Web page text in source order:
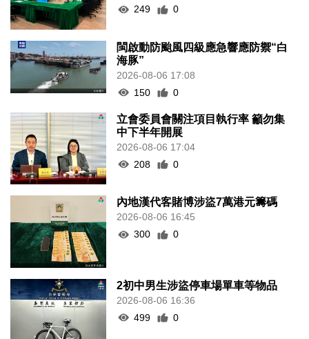
249 0
閩啟動防颱風四級應急響應防禦“白
海豚”
2026-08-06 17:08
150
0
立會委員會關注項目執行率 籲勿集
中下半年開展
2026-08-06 17:04
208
0
內地漢代客賭博涉盜7萬港元籌碼
2026-08-06 16:45
300
0
2初中男生涉盜停車場單車等物品
2026-08-06 16:36
499
0